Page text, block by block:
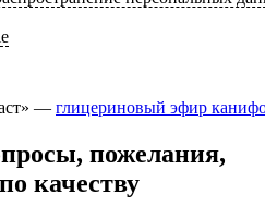
— глицериновый эфир
пожелания,
качеству